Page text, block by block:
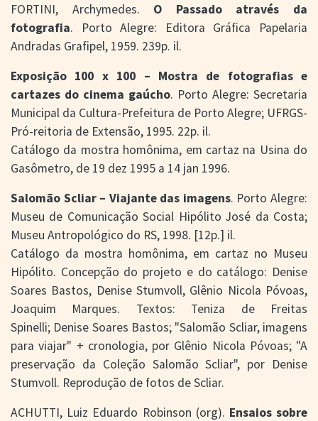
> LISTA DE FILMES
> FILMOGRAFIAS DE
CINEASTAS
> DISCOGRAFIAS
CONTATO E
LOCALIZAÇÃO
FORTINI, Archymedes. O Passado através da
fotografia. Porto Alegre: Editora Gráfica Papelaria
Andradas Grafipel, 1959. 239p. il.
Exposição 100 x 100 – Mostra de fotografias e
cartazes do cinema gaúcho. Porto Alegre: Secretaria
Municipal da Cultura-Prefeitura de Porto Alegre; UFRGS-
Pró-reitoria de Extensão, 1995. 22p. il.
Catálogo da mostra homônima, em cartaz na Usina do
Gasômetro, de 19 dez 1995 a 14 jan 1996.
Salomão Scliar – Viajante das imagens. Porto Alegre:
Museu de Comunicação Social Hipólito José da Costa;
Museu Antropológico do RS, 1998. [12p.] il.
Catálogo da mostra homônima, em cartaz no Museu
Hipólito. Concepção do projeto e do catálogo: Denise
Soares Bastos, Denise Stumvoll, Glênio Nicola Póvoas,
Joaquim Marques. Textos: Teniza de Freitas
Spinelli; Denise Soares Bastos; "Salomão Scliar, imagens
para viajar" + cronologia, por Glênio Nicola Póvoas; "A
preservação da Coleção Salomão Scliar", por Denise
Stumvoll. Reprodução de fotos de Scliar.
ACHUTTI, Luiz Eduardo Robinson (org). Ensaios sobre